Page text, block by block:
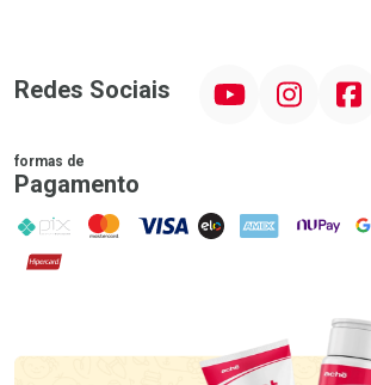
Redes Sociais Instagram
formas de
Pagamento
PIX MasterCard
VISA ELO AMEX NuPay
Hipercard
Promoção em Destaque